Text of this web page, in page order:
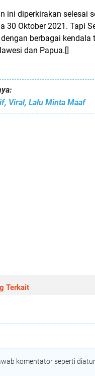
ini diperkirakan selesai
30 Oktober 2021. Tapi
berbagai
dan Papua.[]
Viral, Lalu Minta Maaf
Terkait
komentator seperti